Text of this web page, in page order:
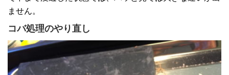
ません。
コバ処理のやり直し